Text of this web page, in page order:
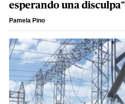
esperando una disculpa"
Pamela Pino